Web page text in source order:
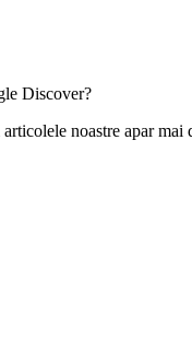
Discover?
articolele noastre apar mai